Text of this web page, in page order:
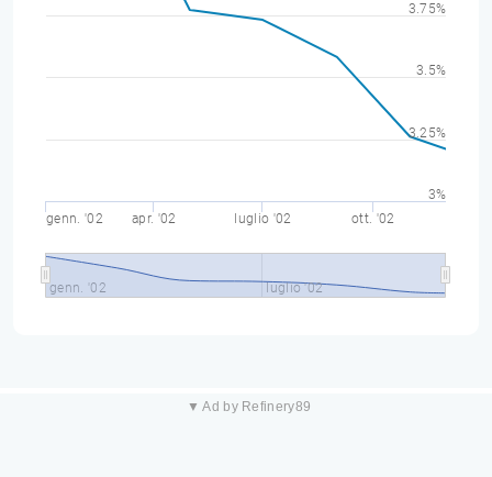
genn. '02 apr. '02 luglio '02 ott. '02
genn. '02 luglio '02
3%
3.25%
3.5%
3.75%
▼ Ad by Refinery89